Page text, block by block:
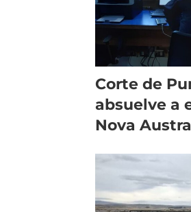
Corte de
absuelve a
Nova